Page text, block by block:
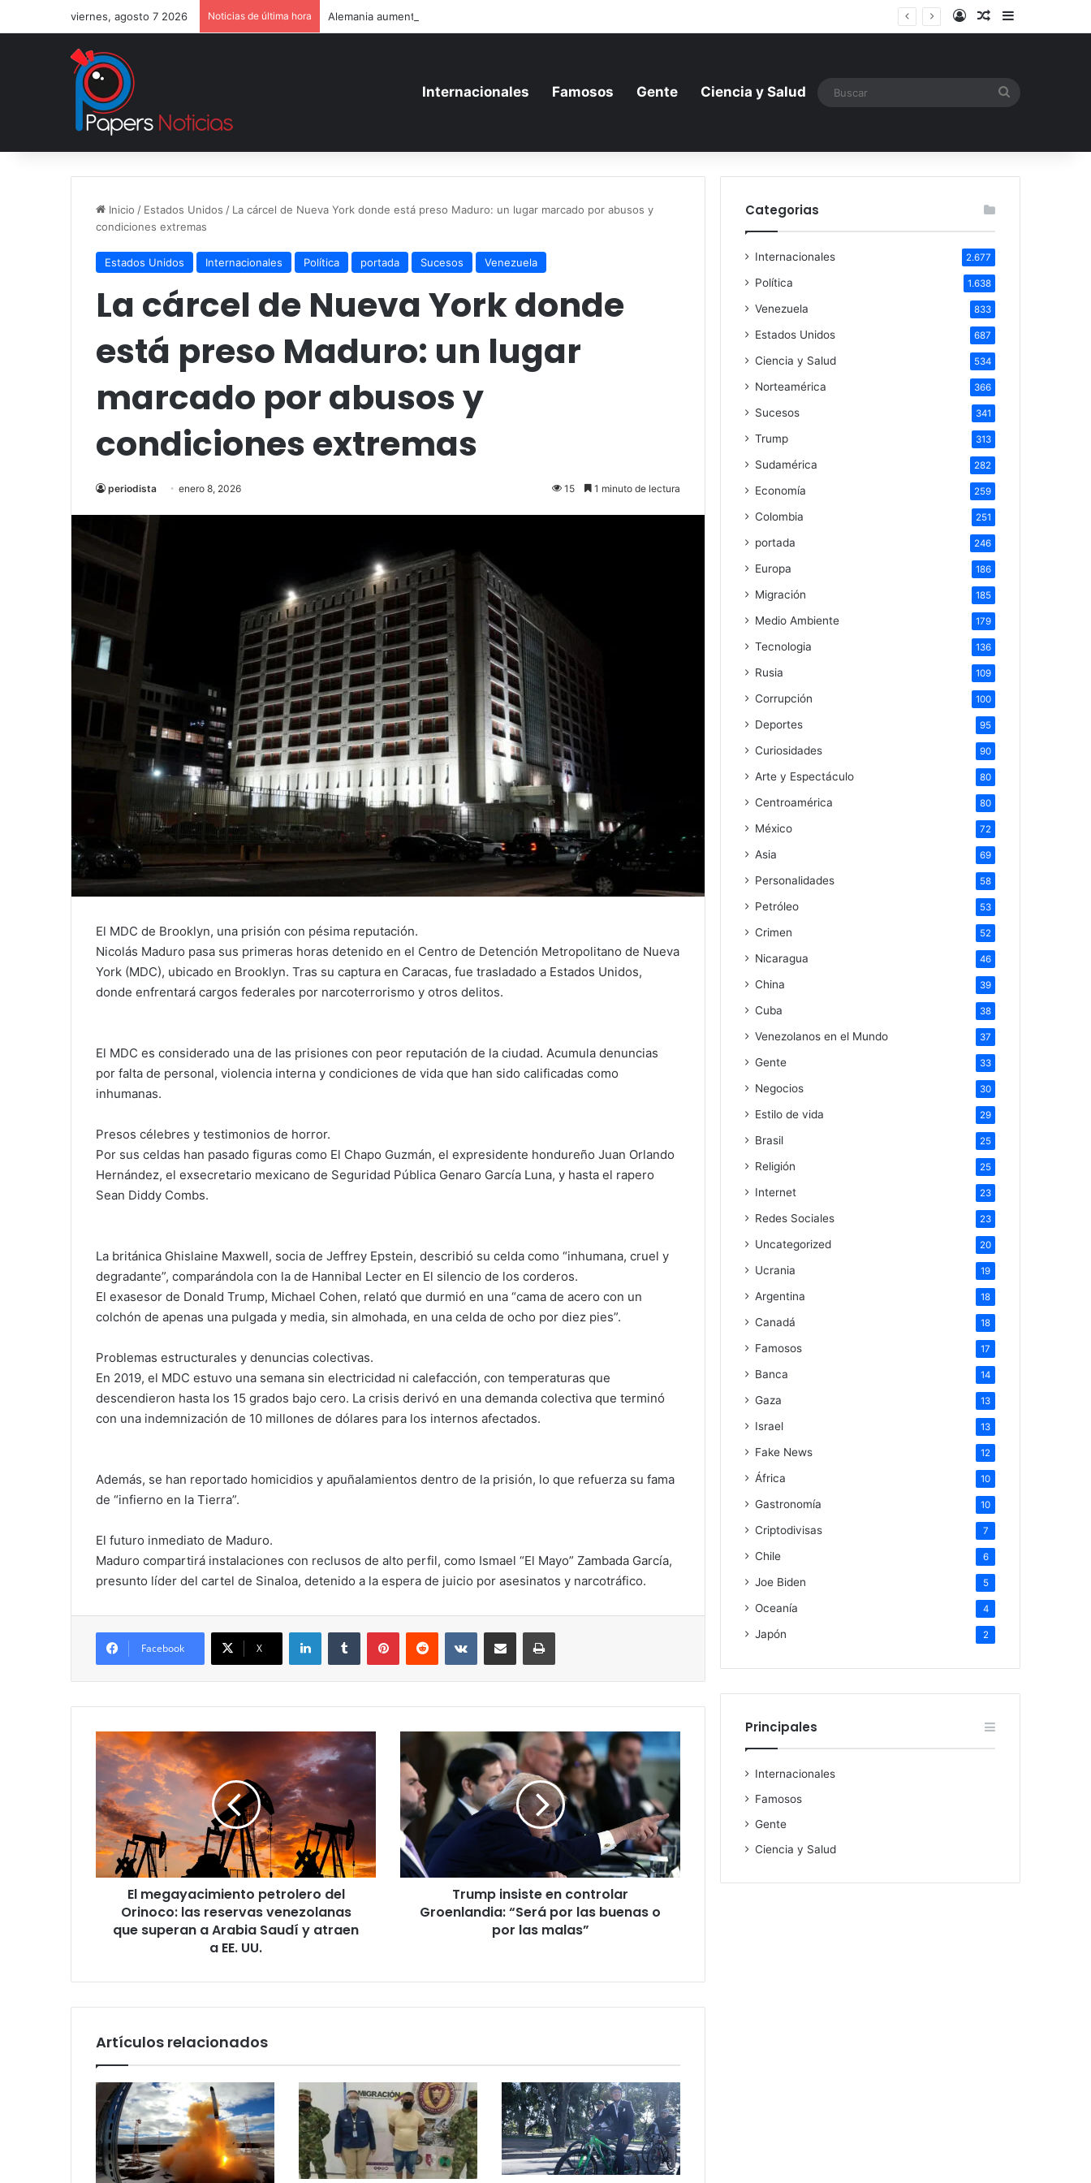
viernes, agosto 7 2026 Noticias de última hora Alemania aumenta su gasto militar y busca consolidarse como potencia armamentística ante la amenaza rusa Iniciar sesión
ArtículoBarra lateral
Internacionales Famosos Gente Ciencia y Salud
Inicio / Estados Unidos / La cárcel de Nueva York donde está preso Maduro: un lugar marcado por abusos y
condiciones extremas
Estados Unidos Internacionales Política portada Sucesos Venezuela
La cárcel de Nueva York donde
está preso Maduro: un lugar
marcado por abusos y
condiciones extremas
periodista enero 8, 2026 15 1 minuto de lectura
El MDC de Brooklyn, una prisión con pésima reputación.
Nicolás Maduro pasa sus primeras horas detenido en el Centro de Detención Metropolitano de Nueva
York (MDC), ubicado en Brooklyn. Tras su captura en Caracas, fue trasladado a Estados Unidos,
donde enfrentará cargos federales por narcoterrorismo y otros delitos.
El MDC es considerado una de las prisiones con peor reputación de la ciudad. Acumula denuncias
por falta de personal, violencia interna y condiciones de vida que han sido calificadas como
inhumanas.
Presos célebres y testimonios de horror.
Por sus celdas han pasado figuras como El Chapo Guzmán, el expresidente hondureño Juan Orlando
Hernández, el exsecretario mexicano de Seguridad Pública Genaro García Luna, y hasta el rapero
Sean Diddy Combs.
La británica Ghislaine Maxwell, socia de Jeffrey Epstein, describió su celda como “inhumana, cruel y
degradante”, comparándola con la de Hannibal Lecter en El silencio de los corderos.
El exasesor de Donald Trump, Michael Cohen, relató que durmió en una “cama de acero con un
colchón de apenas una pulgada y media, sin almohada, en una celda de ocho por diez pies”.
Problemas estructurales y denuncias colectivas.
En 2019, el MDC estuvo una semana sin electricidad ni calefacción, con temperaturas que
descendieron hasta los 15 grados bajo cero. La crisis derivó en una demanda colectiva que terminó
con una indemnización de 10 millones de dólares para los internos afectados.
Además, se han reportado homicidios y apuñalamientos dentro de la prisión, lo que refuerza su fama
de “infierno en la Tierra”.
El futuro inmediato de Maduro.
Maduro compartirá instalaciones con reclusos de alto perfil, como Ismael “El Mayo” Zambada García,
presunto líder del cartel de Sinaloa, detenido a la espera de juicio por asesinatos y narcotráfico.
Facebook X
LinkedInTumblr PinterestReddit VKontakteCompartir via correo electrónicoImpresión
El
megayacimiento
petrolero
del
Orinoco:
las
reservas
venezolanas
que
superan
Arabia
EE.
El megayacimiento petrolero del
Orinoco: las reservas venezolanas
que superan a Arabia Saudí y atraen
a EE. UU.
insiste
en
controlar
Groenlandia:
“Será
por
las
buenas
Trump insiste en controlar
Groenlandia: “Será por las buenas o
por las malas”
Artículos relacionados
Categorias
Internacionales 2.677
Política 1.638
Venezuela 833
Estados Unidos 687
Ciencia y Salud 534
Norteamérica 366
Sucesos 341
Trump 313
Sudamérica 282
Economía 259
Colombia 251
portada 246
Europa 186
Migración 185
Medio Ambiente 179
Tecnologia 136
Rusia 109
Corrupción 100
Deportes 95
Curiosidades 90
Arte y Espectáculo 80
Centroamérica 80
México 72
Asia 69
Personalidades 58
Petróleo 53
Crimen 52
Nicaragua 46
China 39
Cuba 38
Venezolanos en el Mundo 37
Gente 33
Negocios 30
Estilo de vida 29
Brasil 25
Religión 25
Internet 23
Redes Sociales 23
Uncategorized 20
Ucrania 19
Argentina 18
Canadá 18
Famosos 17
Banca 14
Gaza 13
Israel 13
Fake News 12
África 10
Gastronomía 10
Criptodivisas 7
Chile 6
Joe Biden 5
Oceanía 4
Japón 2
Principales
Internacionales
Famosos
Gente
Ciencia y Salud